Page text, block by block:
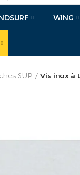
WING
SUP Vis inox à